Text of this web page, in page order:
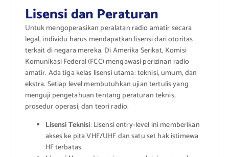
Lisensi dan Peraturan
Untuk mengoperasikan peralatan radio amatir secara
legal, individu harus mendapatkan lisensi dari otoritas
terkait di negara mereka. Di Amerika Serikat, Komisi
Komunikasi Federal (FCC) mengawasi perizinan radio
amatir. Ada tiga kelas lisensi utama: teknisi, umum, dan
ekstra. Setiap level membutuhkan ujian tertulis yang
menguji pengetahuan tentang peraturan teknis,
prosedur operasi, dan teori radio.
Lisensi Teknisi: Lisensi entry-level ini memberikan
akses ke pita VHF/UHF dan satu set hak istimewa
HF terbatas.